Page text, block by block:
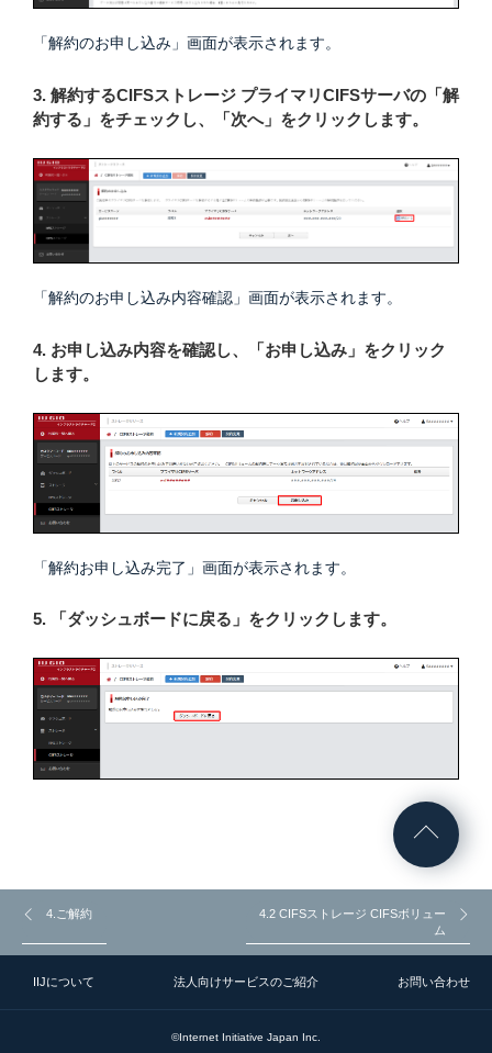
「解約のお申し込み」画面が表示されます。
3. 解約するCIFSストレージ プライマリCIFSサーバの「解
約する」をチェックし、「次へ」をクリックします。
「解約のお申し込み内容確認」画面が表示されます。
4. お申し込み内容を確認し、「お申し込み」をクリック
します。
「解約お申し込み完了」画面が表示されます。
5. 「ダッシュボードに戻る」をクリックします。
4.ご解約
4.2 CIFSストレージ CIFSボリュー
ム
IIJについて 法人向けサービスのご紹介 お問い合わせ
©Internet Initiative Japan Inc.